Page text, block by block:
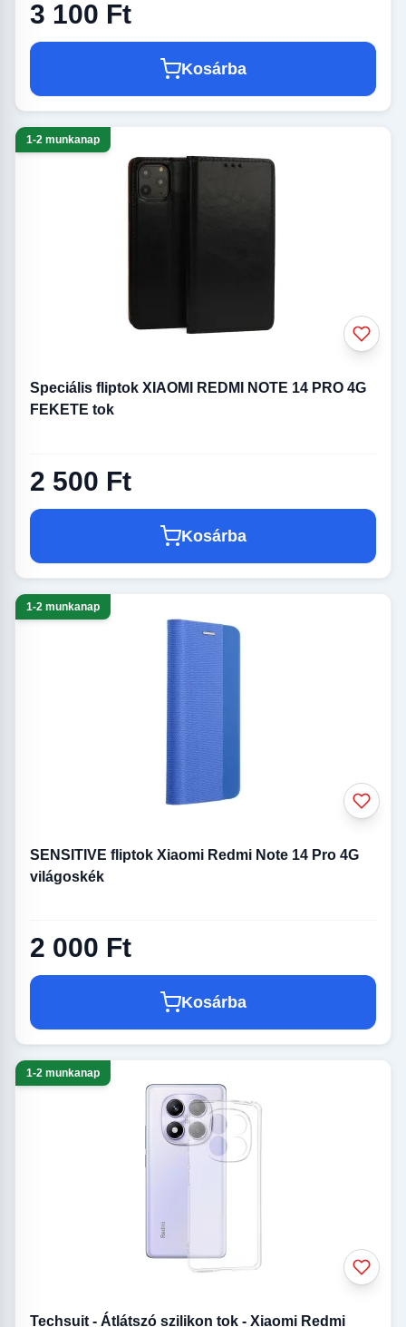
3 100 Ft
Kosárba
1-2 munkanap
Speciális fliptok XIAOMI REDMI NOTE 14 PRO 4G
FEKETE tok
2 500 Ft
Kosárba
1-2 munkanap
SENSITIVE fliptok Xiaomi Redmi Note 14 Pro 4G
világoskék
2 000 Ft
Kosárba
1-2 munkanap
Techsuit - Átlátszó szilikon tok - Xiaomi Redmi